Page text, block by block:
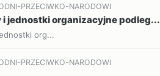
PRZECIWKO-NARODOWI
jednostki organizacyjne podleg...
org...
PRZECIWKO-NARODOWI